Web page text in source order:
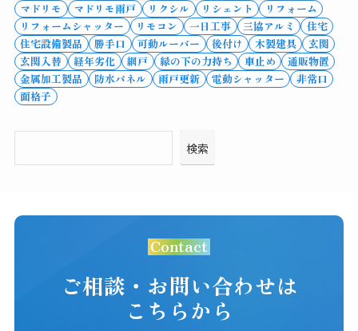
マドリモ
マドリモ雨戸 リクシル リシェント
リフォーム
リフォームシャッター
リモコン 一日工事 三協アルミ
住宅
住宅設備製品
勝手口 可動ルーバー 後付け 木製建具
玄関
玄関入替
経年劣化 網戸 縁の下の力持ち 車止め
通販物置
金属加工製品
防水パネル 雨戸更新 電動シャッター
非常口
面格子
検索
Contact
ご相談・お問い合わせは
こちらから